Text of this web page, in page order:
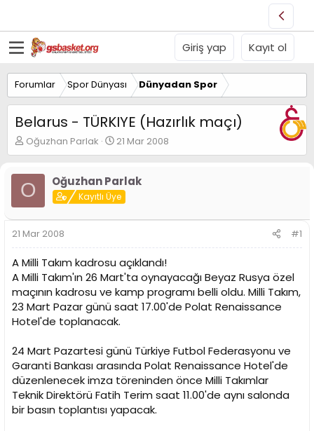
Giriş yap Kayıt ol
Forumlar Spor Dünyası Dünyadan Spor
Belarus - TÜRKIYE (Hazırlık maçı)
K
o
u
B
a
ş
a
t
a
n
Oğuzhan Parlak
B
a
l
a
n
g
a
r
i
h
i
21 Mar 2008
O Oğuzhan Parlak
Kayıtlı Üye
21 Mar 2008 #1
A Milli Takım kadrosu açıklandı!
A Milli Takım'ın 26 Mart'ta oynayacağı Beyaz Rusya özel
maçının kadrosu ve kamp programı belli oldu. Milli Takım,
23 Mart Pazar günü saat 17.00'de Polat Renaissance
Hotel'de toplanacak.
24 Mart Pazartesi günü Türkiye Futbol Federasyonu ve
Garanti Bankası arasında Polat Renaissance Hotel'de
düzenlenecek imza töreninden önce Milli Takımlar
Teknik Direktörü Fatih Terim saat 11.00'de aynı salonda
bir basın toplantısı yapacak.